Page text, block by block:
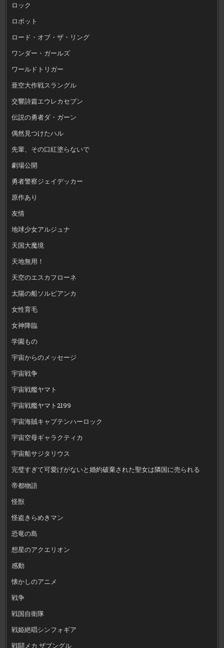
ロック
ロボット
ロード・オブ・ザ・リング
ワンダー・ガールズ
ワールドトリガー
亜空大作戦スラングル
交響詩篇エウレカセブン
伝説の勇者ダ・ガーン
偶然見つけたハル
先輩、その口紅塗らないで
劇場公開
勇者警察ジェイデッカー
原作あり
友情
地球少女アルジュナ
天国大魔境
天地無用！
天空のエスカフローネ
太陽の船ソルビアンカ
女性育毛
女神降臨
学園もの
宇宙からのメッセージ
宇宙戦争
宇宙戦艦ヤマト
宇宙戦艦ヤマト2199
宇宙海賊キャプテンハーロック
宇宙空母ギャラクティカ
宇宙船サジタリウス
完璧すぎて可愛げがないと婚約破棄された聖女は隣国に売られる
帝都物語
怪獣
怪盗きらめきマン
恐竜の島
想星のアクエリオン
感動
懐かしのアニメ
戦争
戦国自衛隊
戦姫絶唱シンフォギア
戦闘メカ ザブングル